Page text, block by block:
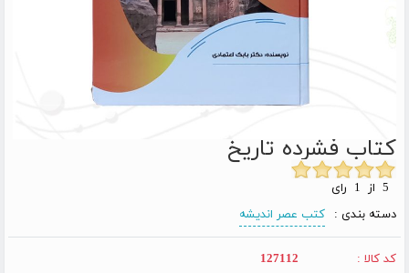
کتاب فشرده تاریخ
دسته بندی :
کتب عصر اندیشه
کد کالا :
127112